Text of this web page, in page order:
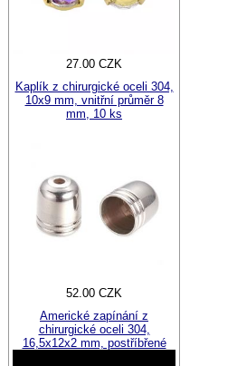
27.00 CZK
Kaplík z chirurgické oceli 304,
10x9 mm, vnitřní průměr 8
mm, 10 ks
52.00 CZK
Americké zapínání z
chirurgické oceli 304,
16,5x12x2 mm, postříbřené